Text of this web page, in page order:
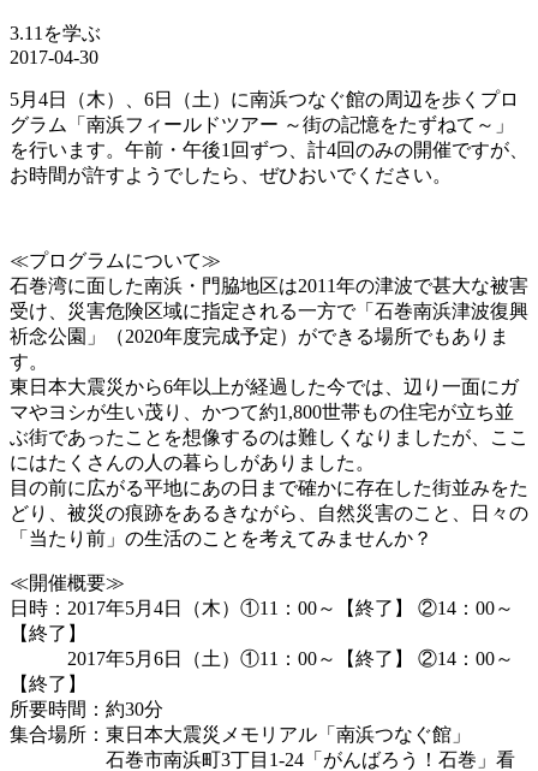
3.11を学ぶ
2017-04-30
5月4日（木）、6日（土）に南浜つなぐ館の周辺を歩くプロ
グラム「南浜フィールドツアー ～街の記憶をたずねて～」
を行います。午前・午後1回ずつ、計4回のみの開催ですが、
お時間が許すようでしたら、ぜひおいでください。
≪プログラムについて≫
石巻湾に面した南浜・門脇地区は2011年の津波で甚大な被害
受け、災害危険区域に指定される一方で「石巻南浜津波復興
祈念公園」（2020年度完成予定）ができる場所でもありま
す。
東日本大震災から6年以上が経過した今では、辺り一面にガ
マやヨシが生い茂り、かつて約1,800世帯もの住宅が立ち並
ぶ街であったことを想像するのは難しくなりましたが、ここ
にはたくさんの人の暮らしがありました。
目の前に広がる平地にあの日まで確かに存在した街並みをた
どり、被災の痕跡をあるきながら、自然災害のこと、日々の
「当たり前」の生活のことを考えてみませんか？
≪開催概要≫
日時：2017年5月4日（木）①11：00～【終了】 ②14：00～
【終了】
2017年5月6日（土）①11：00～【終了】 ②14：00～
【終了】
所要時間：約30分
集合場所：東日本大震災メモリアル「南浜つなぐ館」
石巻市南浜町3丁目1-24「がんばろう！石巻」看